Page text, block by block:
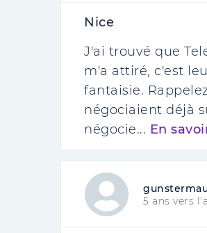
Nice
J'ai trouvé que
m'a attiré, c'est
fantaisie.
négociaient déjà
négocie... En
5 ans vers